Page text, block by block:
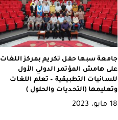
الكلمات التي ألقيت في المؤتمر الدولي
الأول للسانيات التطبيقية – تعلم
اللغات وتعليمها
9 مايو، 2023